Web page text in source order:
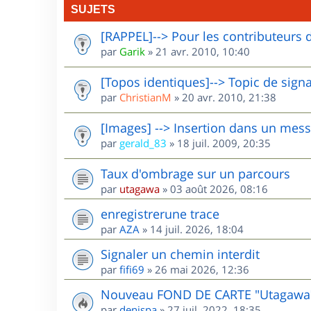
SUJETS
[RAPPEL]--> Pour les contributeurs
par Garik » 21 avr. 2010, 10:40
[Topos identiques]--> Topic de
par ChristianM » 20 avr. 2010, 21:38
[Images] --> Insertion dans un
par gerald_83 » 18 juil. 2009, 20:35
Taux d'ombrage sur un parcours
par utagawa » 03 août 2026, 08:16
enregistrerune trace
par AZA » 14 juil. 2026, 18:04
Signaler un chemin interdit
par fifi69 » 26 mai 2026, 12:36
Nouveau FOND DE CARTE